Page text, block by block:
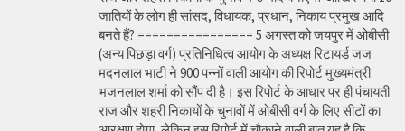
जातियों के लोग ही सांसद, विधायक, प्रधान, निकाय प्रमुख आदि
बनते हैं? ================ 5 अगस्त को जयपुर में ओबीसी
(अन्य पिछड़ा वर्ग) प्रतिनिधित्व आयोग के अध्यक्ष रिटायर्ड जज
मदनलाल भाटी ने 900 पन्नों वाली आयोग की रिपोर्ट मुख्यमंत्री
भजनलाल शर्मा को सौंप दी है। इस रिपोर्ट के आधार पर ही पंचायती
राज और शहरी निकायों के चुनावों में ओबीसी वर्ग के लिए सीटों का